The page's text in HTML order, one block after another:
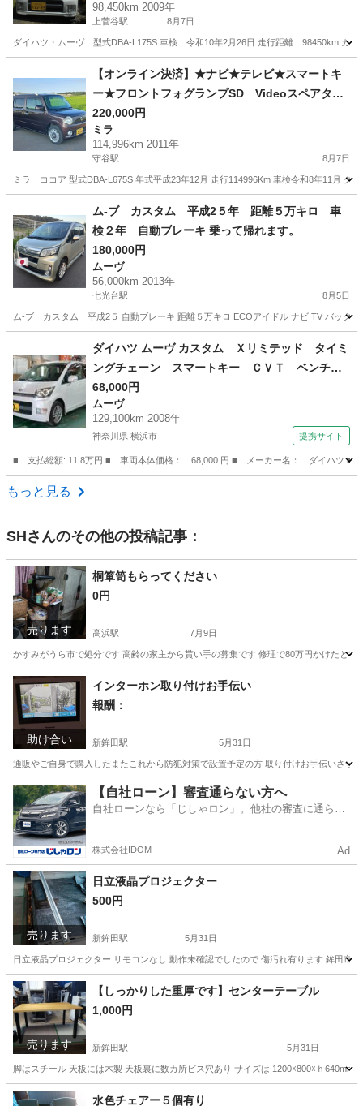
98,450km 2009年
上菅谷駅 8月7日
ダイハツ・ムーヴ 型式DBA-L175S 車検 令和10年2月26日 走行距離 98450km カー
上菅谷駅 ムーヴ
【オンライン決済】★ナビ★テレビ★スマートキ
ー★フロントフォグランプSD Videoスペアタイ
ヤ
220,000円
ミラ
114,996km 2011年
守谷駅 8月7日
ミラ ココア 型式DBA-L675S 年式平成23年12月 走行114996Km 車検令和8年11月
守谷駅 ミラ
ム-ブ カスタム 平成2５年 距離５万キロ 車
検２年 自動ブレーキ 乗って帰れます。
180,000円
ムーヴ
56,000km 2013年
七光台駅 8月5日
ム-ブ カスタム 平成2５ 自動ブレーキ 距離５万キロ ECOアイドル ナビ TV バックカ
七光台駅 ムーヴ カスタム
ダイハツ ムーヴ カスタム Ｘリミテッド タイミ
ングチェーン スマートキー ＣＶＴ ベンチシ
ート フルフラット 社外アルミホール フォグ
ランプ インパネシフト 衝突安全ボディ 盗難
防止システム 電格ミラー パワステ ＡＢＳ
68,000円
ムーヴ
129,100km 2008年
神奈川県 横浜市 提携サイト
■ 支払総額: 11.8万円 ■ 車両本体価格： 68,000 円 ■ メーカー名： ダイハツ
神奈川 横浜市
もっと見る
SHさんのその他の投稿記事：
売ります
桐箪笥もらってください
0円
高浜駅 7月9日
かすみがうら市で処分です 高齢の家主から貰い手の募集です 修理で80万円かけたと
茨城 かすみがうら市 高浜駅 ドレッサー
助け合い
インターホン取り付けお手伝い
報酬：
新鉾田駅 5月31日
通販やご自身で購入したまたこれから防犯対策で設置予定の方 取り付けお手伝いさせ
茨城 鉾田市 新鉾田駅 手伝いたい/助けたい インターホン
【自社ローン】審査通らない方へ
自社ローンなら「じしゃロン」。他社の審査に通らな
株式会社IDOM Ad
売ります
日立液晶プロジェクター
500円
新鉾田駅 5月31日
日立液晶プロジェクター リモコンなし 動作未確認でしたので 傷汚れ有ります 鉾田市
茨城 鉾田市 新鉾田駅 その他 リモコン
売ります
【しっかりした重厚です】センターテーブル
1,000円
新鉾田駅 5月31日
脚はスチール 天板には木製 天板裏に数カ所ビス穴あり サイズは 1200☓800☓ｈ640mm
茨城 鉾田市 新鉾田駅 家具 センター
水色チェアー５個有り